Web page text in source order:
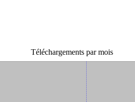
Téléchargements par mois